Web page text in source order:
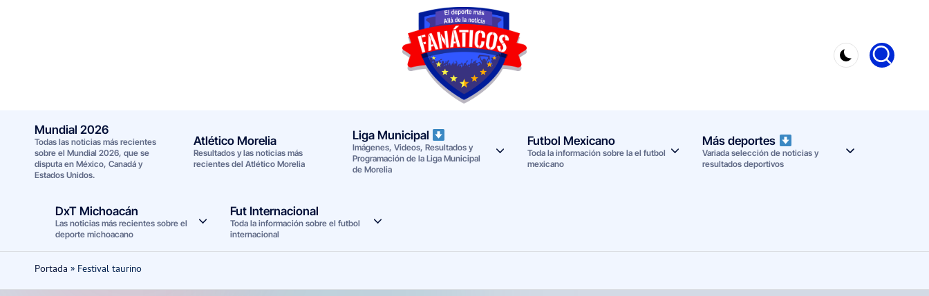
F
a
a
Noticias
deportivas
2026
Mundial 2026
Todas las noticias más recientes
sobre el Mundial 2026, que se
disputa en México, Canadá y
Estados Unidos.
Atlético Morelia
Resultados y las noticias más
recientes del Atlético Morelia
Liga Municipal
Imágenes, Videos, Resultados y
Programación de la Liga Municipal
de Morelia
Futbol Mexicano
Toda la información sobre la el futbol
mexicano
Más deportes
Variada selección de noticias y
resultados deportivos
DxT Michoacán
Las noticias más recientes sobre el
deporte michoacano
Fut Internacional
Toda la información sobre el futbol
internacional
Portada » Festival taurino